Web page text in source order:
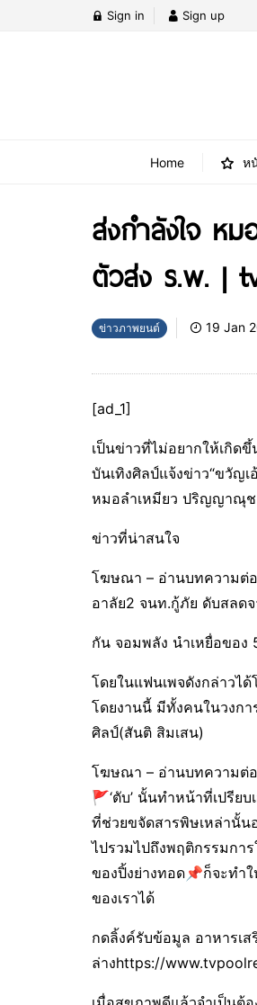
Sign in Sign up
Home ห
ส่งกำลังใจ ห
ตัวส่ง ร.พ. |
ข่าวภาพยนต์ 19 Jan
[ad_1]
เป็นข่าวที่ไม่อยากให้เกิด
บันเทิงศิลป์แจ้งข่าว“ขวัญ
หมอลำเหมียว ปริญญาณุช
ข่าวที่น่าสนใจ
โฆษณา – อ่านบทความต่
อาลัย2 จนท.กู้ภัย ดับสลด
กัน จอมพลัง นำเหยื่อของ
โดยในแฟนเพจดังกล่าวไ
โดยงานนี้ มีทั้งคนในวงก
ศิลป์(สันติ สิมเสน)
โฆษณา – อ่านบทความต่
🚩‘ตับ’ นั้นทำหน้าที่เปรียบ
ที่ช่วยขจัดสารพิษเหล่านั้น
ไปรวมไปถึงพฤติกรรมก
ของปิ้งย่างทอด📌ก็จะทำ
ของเราได้
กดลิ้งค์รับข้อมูล อาหารเส
ล่างhttps://